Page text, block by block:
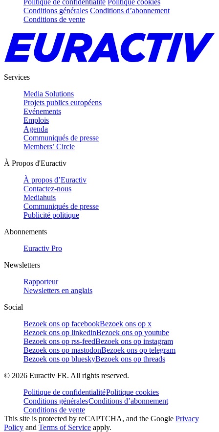
Politique de confidentialité Politique cookies
Conditions générales Conditions d’abonnement
Conditions de vente
Services
Media Solutions
Projets publics européens
Evénements
Emplois
Agenda
Communiqués de presse
Members’ Circle
À Propos d'Euractiv
À propos d’Euractiv
Contactez-nous
Mediahuis
Communiqués de presse
Publicité politique
Abonnements
Euractiv Pro
Newsletters
Rapporteur
Newsletters en anglais
Social
Bezoek ons op facebookBezoek ons op x
Bezoek ons op linkedinBezoek ons op youtube
Bezoek ons op rss-feedBezoek ons op instagram
Bezoek ons op mastodonBezoek ons op telegram
Bezoek ons op blueskyBezoek ons op threads
© 2026 Euractiv FR. All rights reserved.
Politique de confidentialitéPolitique cookies
Conditions généralesConditions d’abonnement
Conditions de vente
This site is protected by reCAPTCHA, and the Google Privacy
Policy and Terms of Service apply.